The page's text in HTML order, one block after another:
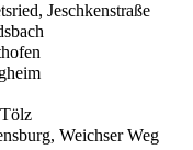
Jeschkenstraße
Weichser Weg